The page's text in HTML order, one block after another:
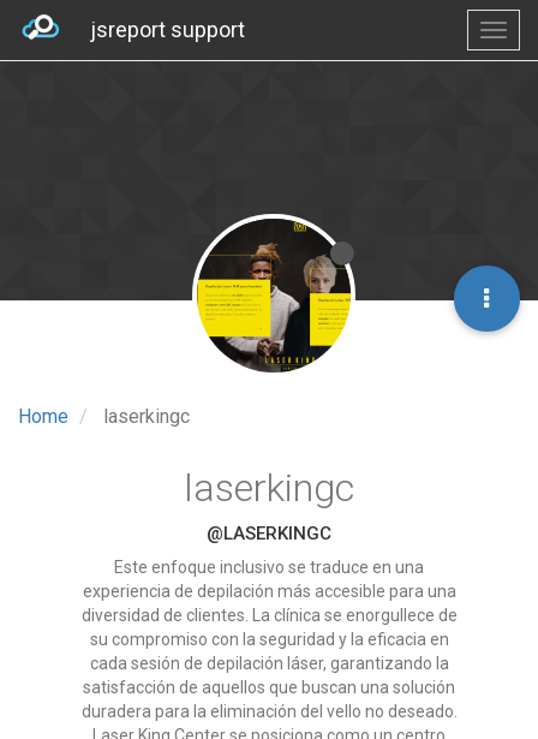
jsreport support
Home laserkingc
laserkingc
@LASERKINGC
Este enfoque inclusivo se traduce en una
experiencia de depilación más accesible para una
diversidad de clientes. La clínica se enorgullece de
su compromiso con la seguridad y la eficacia en
cada sesión de depilación láser, garantizando la
satisfacción de aquellos que buscan una solución
duradera para la eliminación del vello no deseado.